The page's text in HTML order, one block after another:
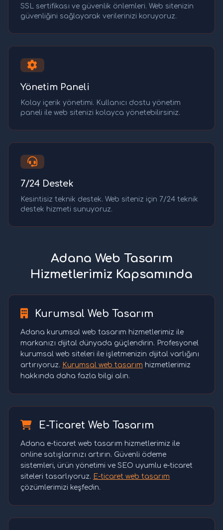
SSL sertifikası ve güvenlik önlemleri. Web sitenizin
güvenliğini sağlayarak verilerinizi koruyoruz.
Yönetim Paneli
Kolay içerik yönetimi. Kullanıcı dostu yönetim
paneli ile web sitenizi kolayca yönetebilirsiniz.
7/24 Destek
Kesintisiz teknik destek. Web siteniz için 7/24 teknik
destek hizmeti sunuyoruz.
Adana Web Tasarım
Hizmetlerimiz Kapsamında
Kurumsal Web Tasarım
Adana kurumsal web tasarım hizmetlerimiz ile
markanızı dijital dünyada güçlendirin. Profesyonel
kurumsal web siteleri ile işletmenizin dijital varlığını
artırıyoruz. Kurumsal web tasarım hizmetlerimiz
hakkında daha fazla bilgi alın.
E-Ticaret Web Tasarım
Adana e-ticaret web tasarım hizmetlerimiz ile
online satışlarınızı artırın. Güvenli ödeme
sistemleri, ürün yönetimi ve SEO uyumlu e-ticaret
siteleri tasarlıyoruz. E-ticaret web tasarım
çözümlerimizi keşfedin.